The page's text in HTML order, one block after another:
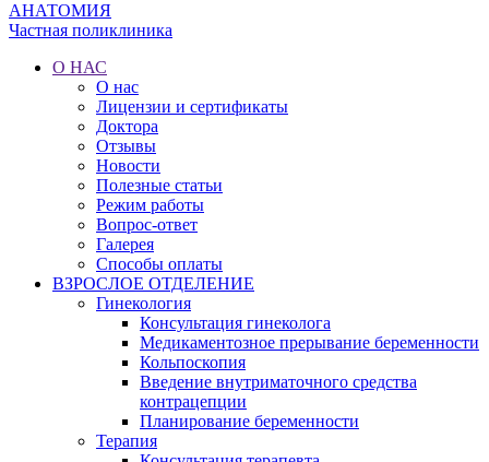
АНАТОМИЯ
Частная поликлиника
О НАС
О нас
Лицензии и сертификаты
Доктора
Отзывы
Новости
Полезные статьи
Режим работы
Вопрос-ответ
Галерея
Способы оплаты
ВЗРОСЛОЕ ОТДЕЛЕНИЕ
Гинекология
Консультация гинеколога
Медикаментозное прерывание беременности
Кольпоскопия
Введение внутриматочного средства
контрацепции
Планирование беременности
Терапия